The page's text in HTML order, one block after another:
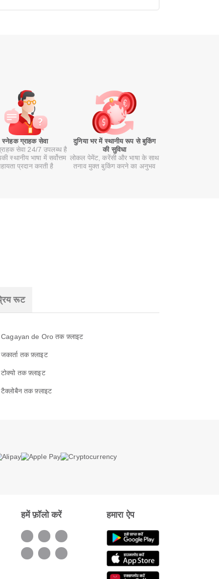
स्नेहक ग्राहक सेवा
सेवा 24/7 उपलब्ध है
स्थानीय भाषा में सर्वोत्तम
प्रदान करती है
दुनिया भर में स्थानीय रूप से बुकिंग
की सुविधा
लोकल पेमेंट, करेंसी और भाषा के साथ
तनाव मुक्त बुकिंग करने का अनुभव
रूट
Cagayan de Oro तक फ़्लाइट
जकार्ता तक फ़्लाइट
टोक्यो तक फ़्लाइट
टैक्लोबैन तक फ़्लाइट
हमें फ़ॉलो करें हमारा ऐप